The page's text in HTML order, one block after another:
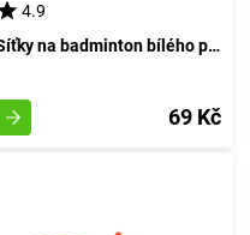
4.9
Síťky na badminton bílého provedení 3 kusy
69 Kč